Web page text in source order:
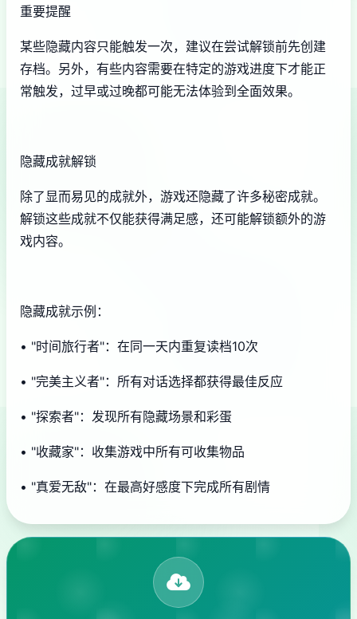
重要提醒
某些隐藏内容只能触发一次，建议在尝试解锁前先创建
存档。另外，有些内容需要在特定的游戏进度下才能正
常触发，过早或过晚都可能无法体验到全面效果。
隐藏成就解锁
除了显而易见的成就外，游戏还隐藏了许多秘密成就。
解锁这些成就不仅能获得满足感，还可能解锁额外的游
戏内容。
隐藏成就示例：
• "时间旅行者"：在同一天内重复读档10次
• "完美主义者"：所有对话选择都获得最佳反应
• "探索者"：发现所有隐藏场景和彩蛋
• "收藏家"：收集游戏中所有可收集物品
• "真爱无敌"：在最高好感度下完成所有剧情